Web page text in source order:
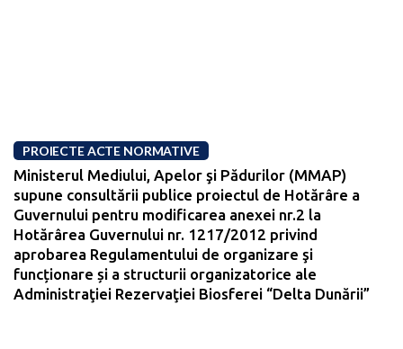
PROIECTE ACTE NORMATIVE
Ministerul Mediului, Apelor şi Pădurilor (MMAP)
supune consultării publice proiectul de Hotărâre a
Guvernului pentru modificarea anexei nr.2 la
Hotărârea Guvernului nr. 1217/2012 privind
aprobarea Regulamentului de organizare şi
funcționare și a structurii organizatorice ale
Administraţiei Rezervaţiei Biosferei “Delta Dunării”